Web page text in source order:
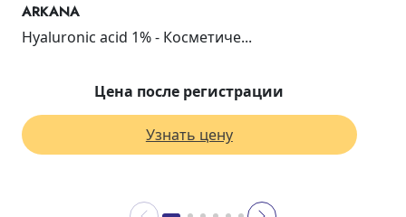
ARKANA
Hyaluronic acid 1% - Косметиче...
Цена после регистрации
Узнать цену